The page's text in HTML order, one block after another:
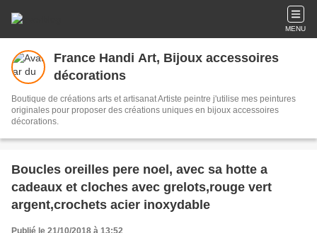
MENU
France Handi Art, Bijoux accessoires
décorations
Boutique de créations arts et artisanat Artiste peintre j'utilise mes peintures
originales pour proposer des créations uniques en bijoux accessoires
décorations.
Boucles oreilles pere noel, avec sa hotte a
cadeaux et cloches avec grelots,rouge vert
argent,crochets acier inoxydable
Publié le 21/10/2018 à 13:52